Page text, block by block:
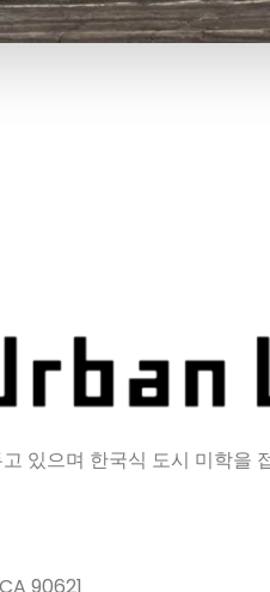
있으며 한국식 도시 미학을